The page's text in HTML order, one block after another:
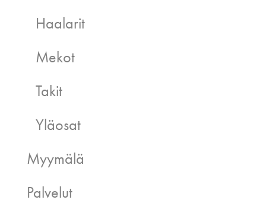
Haalarit
Mekot
Takit
Yläosat
Myymälä
Palvelut